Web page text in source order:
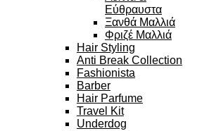
Εύθραυστα
Ξανθά Μαλλιά
Φριζέ Μαλλιά
Hair Styling
Anti Break Collection
Fashionista
Barber
Hair Parfume
Travel Kit
Underdog